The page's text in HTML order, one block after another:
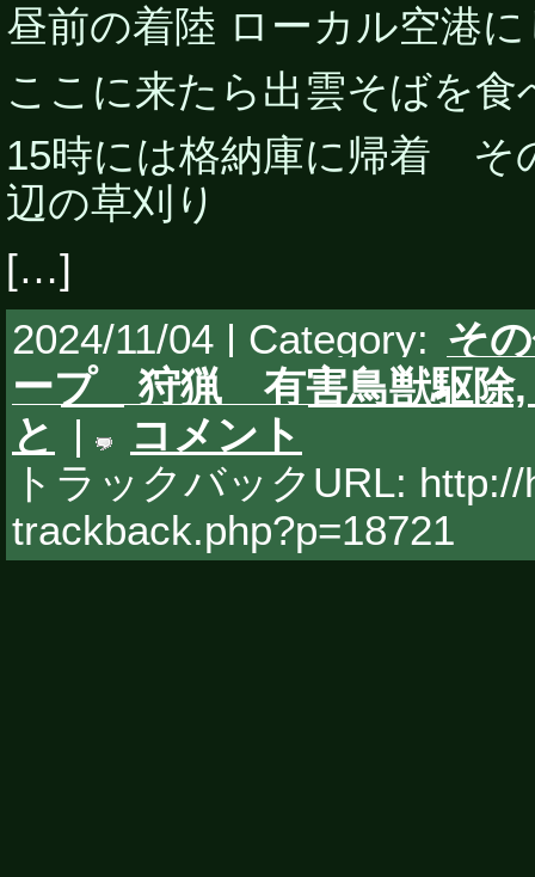
昼前の着陸 ローカル空港
ここに来たら出雲そばを
15時には格納庫に帰着 そ
辺の草刈り
[…]
2024/11/04 | Category: そ
ープ 狩猟 有害鳥獣駆除
と
|
コメント
トラックバックURL:
trackback.php?p=18721